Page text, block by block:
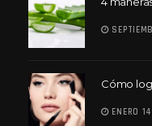
Cómo
ENERO